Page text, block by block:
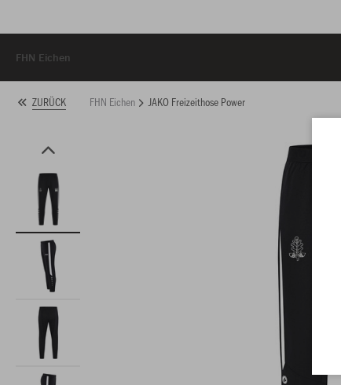
FHN Eichen
ZURÜCK FHN Eichen JAKO Freizeithose Power